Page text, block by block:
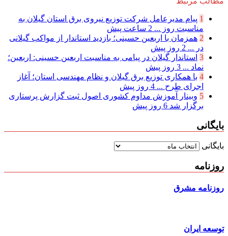
1 پیام مدیرعامل شركت توزیع نیروی برق استان گیلان به
مناسبت روز ... 2 ساعت پیش
2 همزمان با اربعین حسینی؛ بازدید استاندار از مواکب گیلانی
در ... 2 روز پیش
3 استاندار گیلان در پیامی به مناسبت اربعین حسینی: اربعین؛
نماد ... 3 روز پیش
4 با همکاری توزیع برق گیلان و نظام مهندسی استان؛ آغاز
اجرای طرح ... 4 روز پیش
5 وبینار آموزش مداوم کشوری اصول ثبت گزارش پرستاری
برگزار شد 6 روز پیش
بایگانی
بایگانی
روزنامه
روزنامه مشرق
توسعه ایران